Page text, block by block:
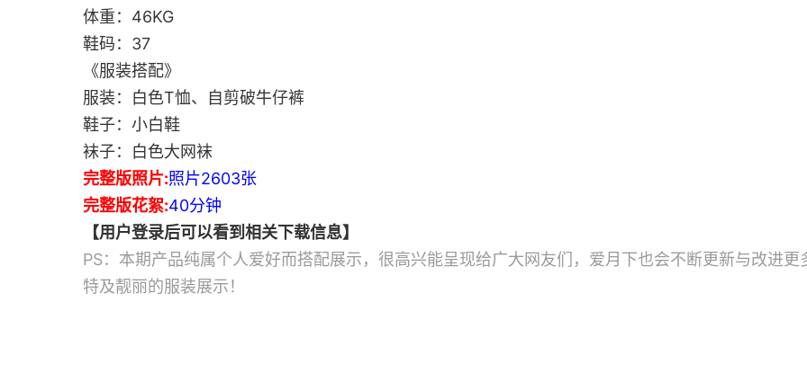
体重：46KG
鞋码：37
《服装搭配》
服装：白色T恤、自剪破牛仔裤
鞋子：小白鞋
袜子：白色大网袜
完整版照片:照片2603张
完整版花絮:40分钟
【用户登录后可以看到相关下载信息】
PS：本期产品纯属个人爱好而搭配展示，很高兴能呈现给广大网友们，爱月下也会不断更新与改进更
特及靓丽的服装展示！